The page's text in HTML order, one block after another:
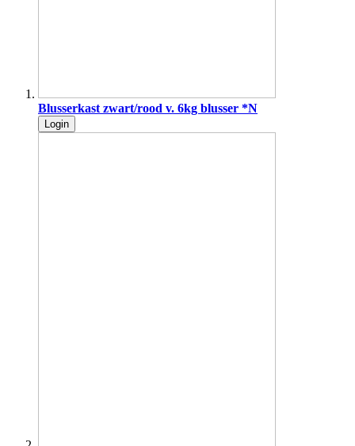
Blusserkast zwart/rood v. 6kg blusser *N
Login